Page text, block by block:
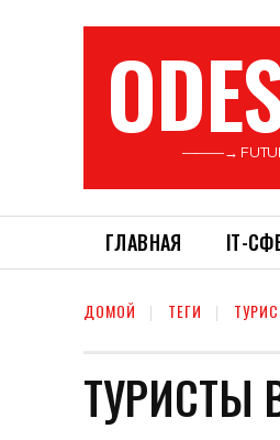
———→
ГЛАВНАЯ ІТ-
ДОМОЙ ТЕГИ
ТУРИСТЫ